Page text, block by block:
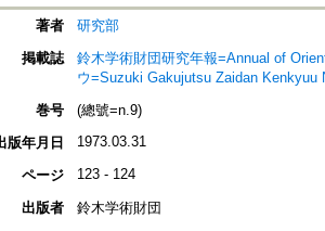
著者
研究部
掲載誌
鈴木学術財団研究年報=Annual of
ウ=Suzuki Gakujutsu Zaidan Kenkyuu
巻号
(總號=n.9)
版年月日
1973.03.31
ページ 123 - 124
出版者
鈴木学術財団